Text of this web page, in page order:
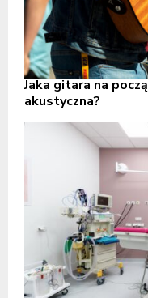
Jaka gitara na
akustyczna?